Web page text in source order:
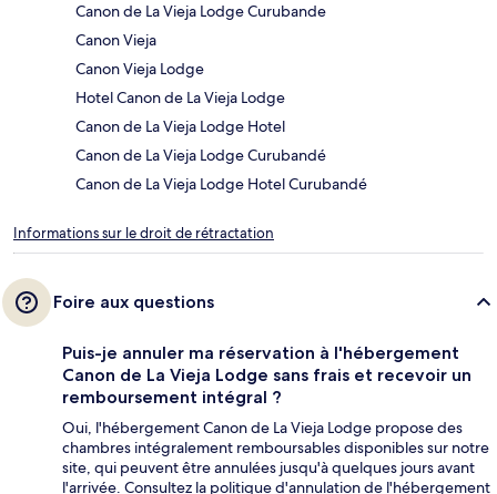
Canon de La Vieja Lodge Curubande
Canon Vieja
Canon Vieja Lodge
Hotel Canon de La Vieja Lodge
Canon de La Vieja Lodge Hotel
Canon de La Vieja Lodge Curubandé
Canon de La Vieja Lodge Hotel Curubandé
Informations sur le droit de rétractation
Foire aux questions
Puis-je annuler ma réservation à l'hébergement
Canon de La Vieja Lodge sans frais et recevoir un
remboursement intégral ?
Oui, l'hébergement Canon de La Vieja Lodge propose des
chambres intégralement remboursables disponibles sur notre
site, qui peuvent être annulées jusqu'à quelques jours avant
l'arrivée. Consultez la politique d'annulation de l'hébergement